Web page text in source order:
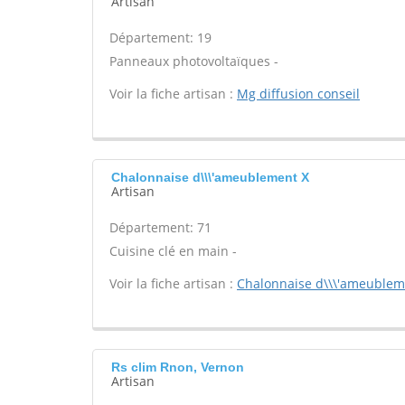
Département: 19
Panneaux photovoltaïques -
Voir la fiche artisan : Mg diffusion conseil
Chalonnaise d\\\'ameublement X
Artisan
Département: 71
Cuisine clé en main -
Voir la fiche artisan : Chalonnaise
Rs clim Rnon, Vernon
Artisan